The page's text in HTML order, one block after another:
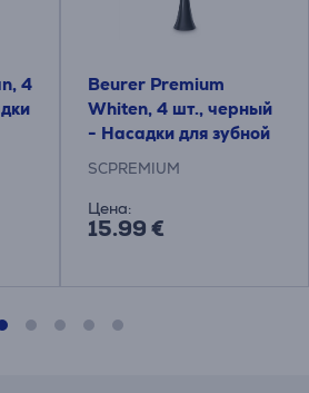
4
Beurer Premium
Whiten, 4 шт., черный
- Насадки для зубной
щетки
SCPREMIUM
Цена:
15.99 €